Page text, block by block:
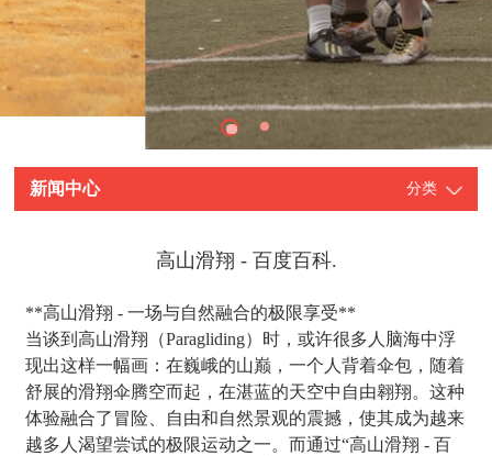
新闻中心 分类
高山滑翔 - 百度百科.
**高山滑翔 - 一场与自然融合的极限享受**
当谈到高山滑翔（Paragliding）时，或许很多人脑海中浮
现出这样一幅画：在巍峨的山巅，一个人背着伞包，随着
舒展的滑翔伞腾空而起，在湛蓝的天空中自由翱翔。这种
体验融合了冒险、自由和自然景观的震撼，使其成为越来
越多人渴望尝试的极限运动之一。而通过“高山滑翔 - 百